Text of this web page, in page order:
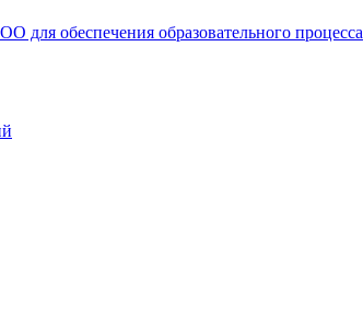
для обеспечения образовательного процесса